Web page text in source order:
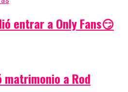
entrar a Only Fans😏
matrimonio a Rod